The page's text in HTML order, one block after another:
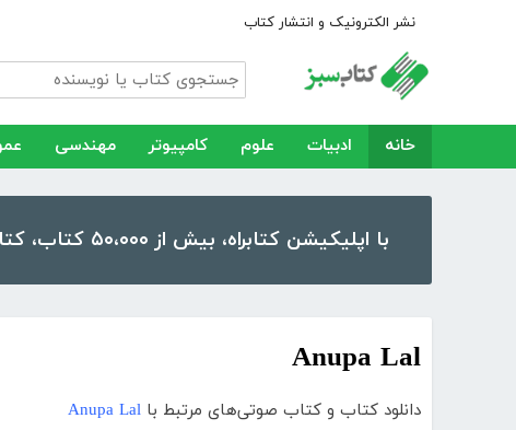
نشر الکترونیک و انتشار کتاب
خانه ادبیات علوم کامپیوتر مهندسی
با اپلیکیشن کتابراه، بیش از ۵۰،۰۰۰ کتاب، کتاب صوتی و رمان را در موبایل و تبلت خود داشته باشید!
Anupa Lal
دانلود کتاب و کتاب صوتی‌های مرتبط با Anupa Lal